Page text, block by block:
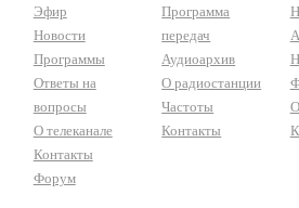
Эфир
Новости
Программы
Ответы на
вопросы
О телеканале
Контакты
Форум
Программа
передач
Аудиоархив
О радиостанции
Частоты
Контакты